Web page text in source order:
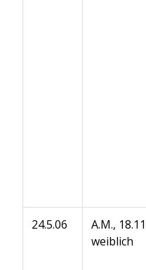
24.5.06
A.M.,
weiblich